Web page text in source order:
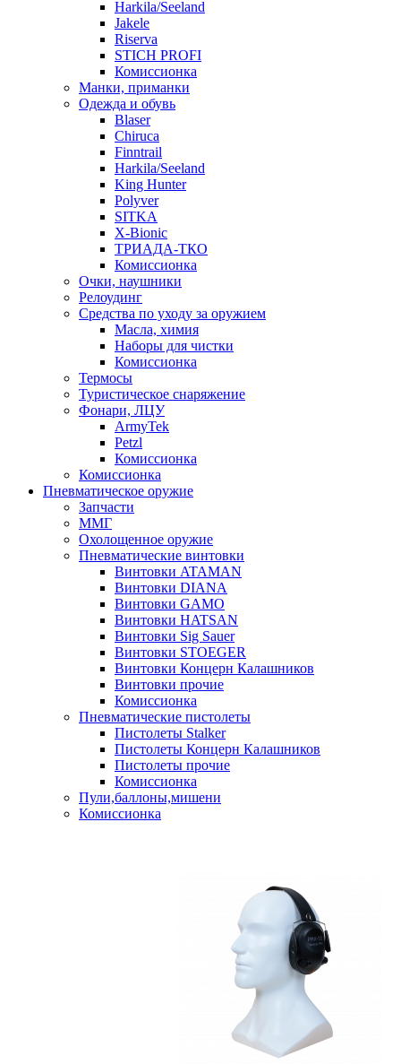
Harkila/Seeland
Jakele
Riserva
STICH PROFI
Комиссионка
Манки, приманки
Одежда и обувь
Blaser
Chiruca
Finntrail
Harkila/Seeland
King Hunter
Polyver
SITKA
X-Bionic
ТРИАДА-ТКО
Комиссионка
Очки, наушники
Релоудинг
Средства по уходу за оружием
Масла, химия
Наборы для чистки
Комиссионка
Термосы
Туристическое снаряжение
Фонари, ЛЦУ
ArmyTek
Petzl
Комиссионка
Комиссионка
Пневматическое оружие
Запчасти
ММГ
Охолощенное оружие
Пневматические винтовки
Винтовки ATAMAN
Винтовки DIANA
Винтовки GAMO
Винтовки HATSAN
Винтовки Sig Sauer
Винтовки STOEGER
Винтовки Концерн Калашников
Винтовки прочие
Комиссионка
Пневматические пистолеты
Пистолеты Stalker
Пистолеты Концерн Калашников
Пистолеты прочие
Комиссионка
Пули,баллоны,мишени
Комиссионка